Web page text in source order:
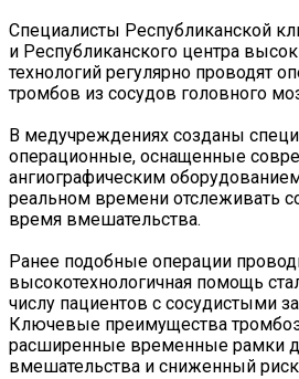
Специалисты Республиканской
и Республиканского центра
технологий регулярно проводят
тромбов из сосудов головного
В медучреждениях созданы
операционные, оснащенные
ангиографическим
реальном времени отслеживать
время вмешательства.
Ранее подобные операции
высокотехнологичная помощь
числу пациентов с сосудистыми
Ключевые преимущества
расширенные временные рамки
вмешательства и сниженный